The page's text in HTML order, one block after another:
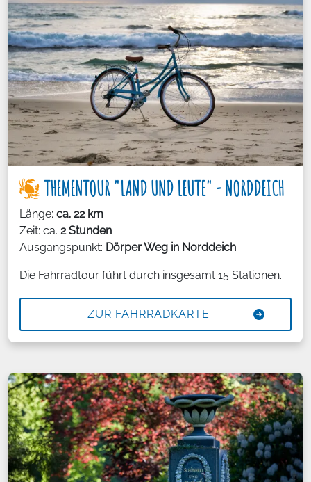
THEMENTOUR "LAND UND LEUTE" - NORDDEICH
Länge: ca. 22 km
Zeit: ca. 2 Stunden
Ausgangspunkt: Dörper Weg in Norddeich
Die Fahrradtour führt durch insgesamt 15 Stationen.
ZUR FAHRRADKARTE